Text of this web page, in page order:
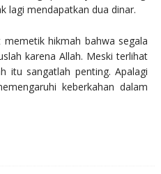
lagi mendapatkan dua dinar.
hikmah bahwa segala
karena Allah. Meski terlihat
itu sangatlah penting. Apalagi
keberkahan dalam